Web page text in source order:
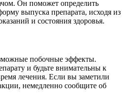
Он поможет определить
выпуска препарата, исходя из
и состояния здоровья.
побочные эффекты.
и будьте внимательны к
лечения. Если вы заметили
немедленно сообщите об